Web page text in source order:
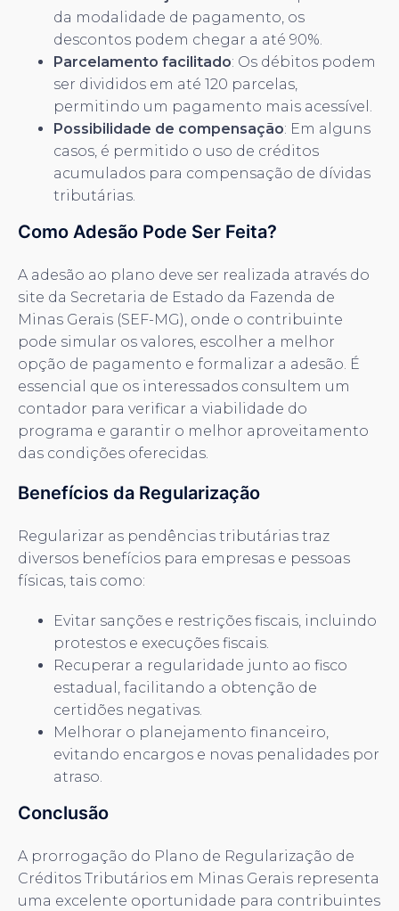
da modalidade de pagamento, os
descontos podem chegar a até 90%.
Parcelamento facilitado: Os débitos podem
ser divididos em até 120 parcelas,
permitindo um pagamento mais acessível.
Possibilidade de compensação: Em alguns
casos, é permitido o uso de créditos
acumulados para compensação de dívidas
tributárias.
Como Adesão Pode Ser Feita?
A adesão ao plano deve ser realizada através do
site da Secretaria de Estado da Fazenda de
Minas Gerais (SEF-MG), onde o contribuinte
pode simular os valores, escolher a melhor
opção de pagamento e formalizar a adesão. É
essencial que os interessados consultem um
contador para verificar a viabilidade do
programa e garantir o melhor aproveitamento
das condições oferecidas.
Benefícios da Regularização
Regularizar as pendências tributárias traz
diversos benefícios para empresas e pessoas
físicas, tais como:
Evitar sanções e restrições fiscais, incluindo
protestos e execuções fiscais.
Recuperar a regularidade junto ao fisco
estadual, facilitando a obtenção de
certidões negativas.
Melhorar o planejamento financeiro,
evitando encargos e novas penalidades por
atraso.
Conclusão
A prorrogação do Plano de Regularização de
Créditos Tributários em Minas Gerais representa
uma excelente oportunidade para contribuintes